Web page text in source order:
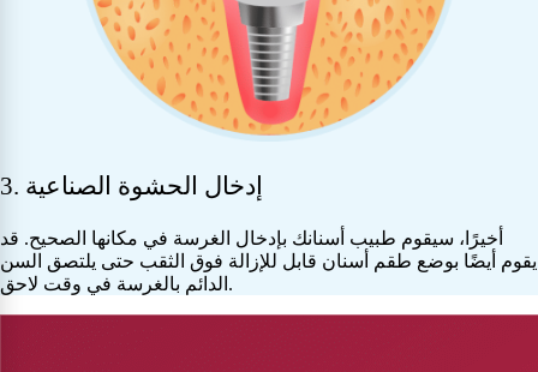
3. إدخال الحشوة الصناعية
أخيرًا، سيقوم طبيب أسنانك بإدخال الغرسة في مكانها الصحيح. قد
يقوم أيضًا بوضع طقم أسنان قابل للإزالة فوق الثقب حتى يلتصق السن
الدائم بالغرسة في وقت لاحق.